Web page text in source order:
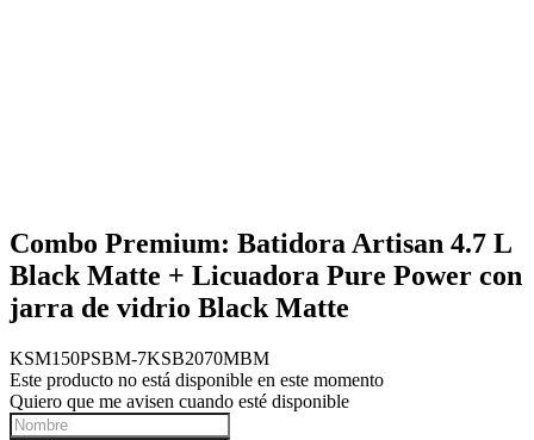
Combo Premium: Batidora Artisan 4.7 L
Black Matte + Licuadora Pure Power con
jarra de vidrio Black Matte
KSM150PSBM-7KSB2070MBM
Este producto no está disponible en este momento
Quiero que me avisen cuando esté disponible